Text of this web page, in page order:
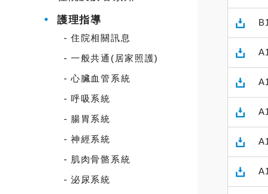
護理指導
住院相關訊息
一般共通(居家照護)
心臟血管系統
呼吸系統
腸胃系統
神經系統
肌肉骨骼系統
泌尿系統